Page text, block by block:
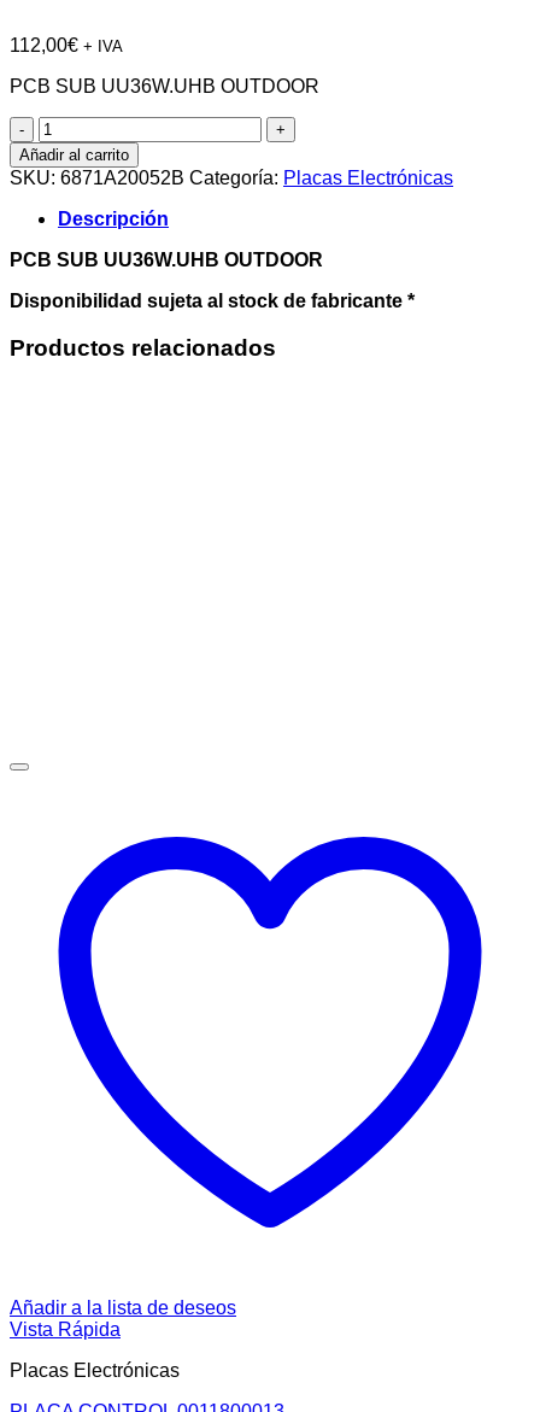
112,00€ + IVA
PCB SUB UU36W.UHB OUTDOOR
PCB
SUB
UU36W.UHB
OUTDOOR
cantidad
Añadir al carrito
SKU: 6871A20052B Categoría: Placas Electrónicas
Descripción
PCB SUB UU36W.UHB OUTDOOR
Disponibilidad sujeta al stock de fabricante *
Productos relacionados
Añadir a la lista de deseos
Vista Rápida
Placas Electrónicas